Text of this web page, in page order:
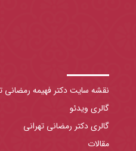
نقشه سایت دکتر فهیمه رمضانی
گالری ویدئو
گالری دکتر رمضانی تهرانی
مقالات